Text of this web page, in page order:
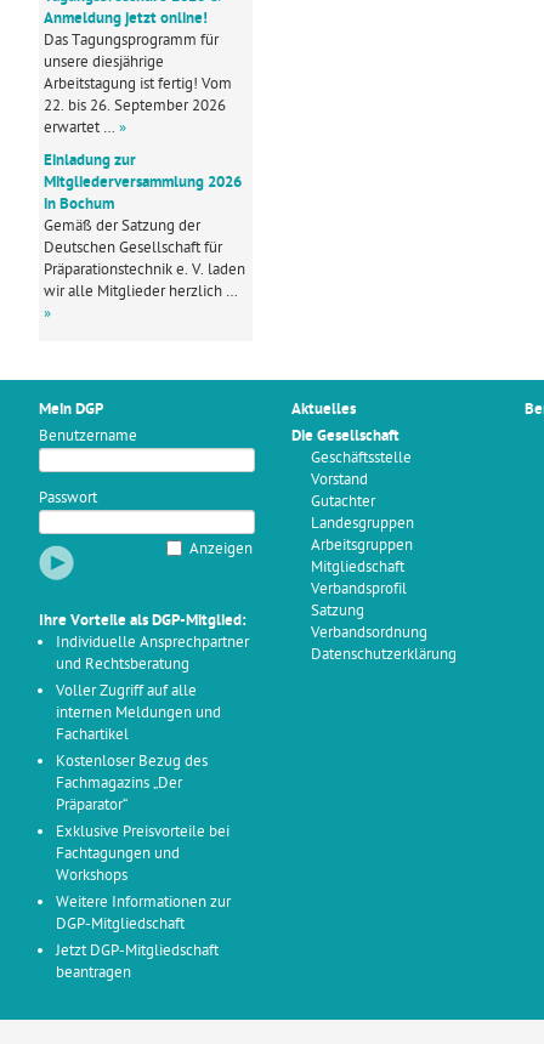
Anmeldung jetzt online!
Das Tagungsprogramm für
unsere diesjährige
Arbeitstagung ist fertig! Vom
22. bis 26. September 2026
erwartet … »
Einladung zur
Mitgliederversammlung 2026
in Bochum
Gemäß der Satzung der
Deutschen Gesellschaft für
Präparationstechnik e. V. laden
wir alle Mitglieder herzlich …
»
Mein DGP
Benutzername
Passwort
Anzeigen
Ihre Vorteile als DGP-Mitglied:
Individuelle Ansprechpartner
und Rechtsberatung
Voller Zugriff auf alle
internen Meldungen und
Fachartikel
Kostenloser Bezug des
Fachmagazins „Der
Präparator“
Exklusive Preisvorteile bei
Fachtagungen und
Workshops
Weitere Informationen zur
DGP-Mitgliedschaft
Jetzt DGP-Mitgliedschaft
beantragen
Aktuelles
Die Gesellschaft
Geschäftsstelle
Vorstand
Gutachter
Landesgruppen
Arbeitsgruppen
Mitgliedschaft
Verbandsprofil
Satzung
Verbandsordnung
Datenschutzerklärung